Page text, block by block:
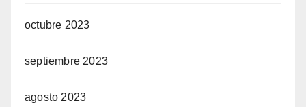
octubre 2023
septiembre 2023
agosto 2023